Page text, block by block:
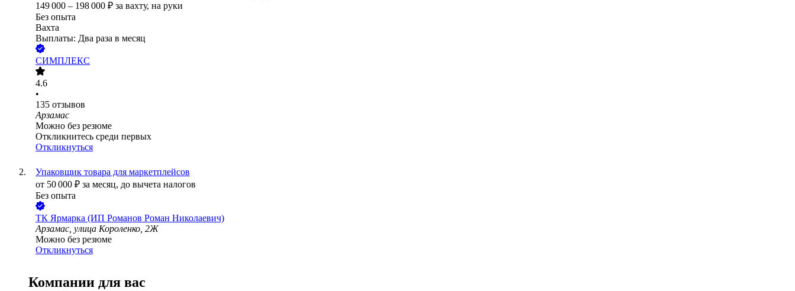
149 000 – 198 000 ₽ за вахту, на руки
Без опыта
Вахта
Выплаты: Два раза в месяц
СИМПЛЕКС
4.6
•
135 отзывов
Арзамас
Можно без резюме
Откликнитесь среди первых
Откликнуться
Упаковщик товара для маркетплейсов
от 50 000 ₽ за месяц, до вычета налогов
Без опыта
ТК Ярмарка (ИП Романов Роман Николаевич)
Арзамас, улица Короленко, 2Ж
Можно без резюме
Откликнуться
Компании для вас